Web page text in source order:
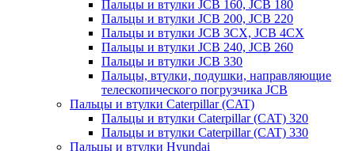
Пальцы и втулки JCB 160, JCB 180
Пальцы и втулки JCB 200, JCB 220
Пальцы и втулки JCB 3CX, JCB 4CX
Пальцы и втулки JCB 240, JCB 260
Пальцы и втулки JCB 330
Пальцы, втулки, подушки, направляющие
телескопического погрузчика JCB
Пальцы и втулки Caterpillar (CAT)
Пальцы и втулки Caterpillar (CAT) 320
Пальцы и втулки Caterpillar (CAT) 330
Пальцы и втулки Hyundai